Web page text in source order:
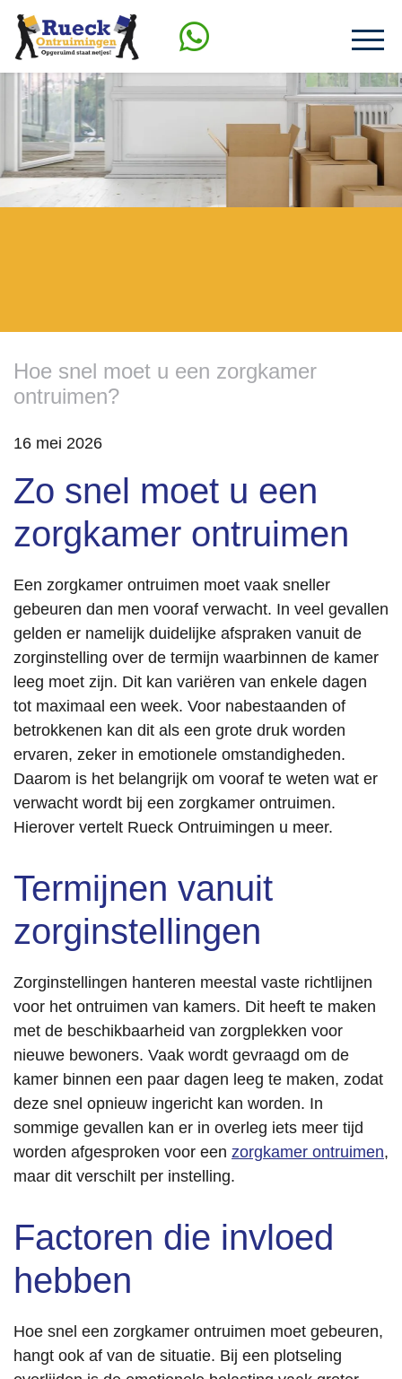
Hoe snel moet u een zorgkamer
ontruimen?
16 mei 2026
Zo snel moet u een
zorgkamer ontruimen
Een zorgkamer ontruimen moet vaak sneller
gebeuren dan men vooraf verwacht. In veel gevallen
gelden er namelijk duidelijke afspraken vanuit de
zorginstelling over de termijn waarbinnen de kamer
leeg moet zijn. Dit kan variëren van enkele dagen
tot maximaal een week. Voor nabestaanden of
betrokkenen kan dit als een grote druk worden
ervaren, zeker in emotionele omstandigheden.
Daarom is het belangrijk om vooraf te weten wat er
verwacht wordt bij een zorgkamer ontruimen.
Hierover vertelt Rueck Ontruimingen u meer.
Termijnen vanuit
zorginstellingen
Zorginstellingen hanteren meestal vaste richtlijnen
voor het ontruimen van kamers. Dit heeft te maken
met de beschikbaarheid van zorgplekken voor
nieuwe bewoners. Vaak wordt gevraagd om de
kamer binnen een paar dagen leeg te maken, zodat
deze snel opnieuw ingericht kan worden. In
sommige gevallen kan er in overleg iets meer tijd
worden afgesproken voor een zorgkamer ontruimen,
maar dit verschilt per instelling.
Factoren die invloed
hebben
Hoe snel een zorgkamer ontruimen moet gebeuren,
hangt ook af van de situatie. Bij een plotseling